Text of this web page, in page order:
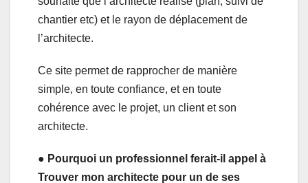
chantier etc) et le rayon de déplacement de
l’architecte.
Ce site permet de rapprocher de manière
simple, en toute confiance, et en toute
cohérence avec le projet, un client et son
architecte.
● Pourquoi un professionnel ferait-il appel à
Trouver mon architecte pour un de ses